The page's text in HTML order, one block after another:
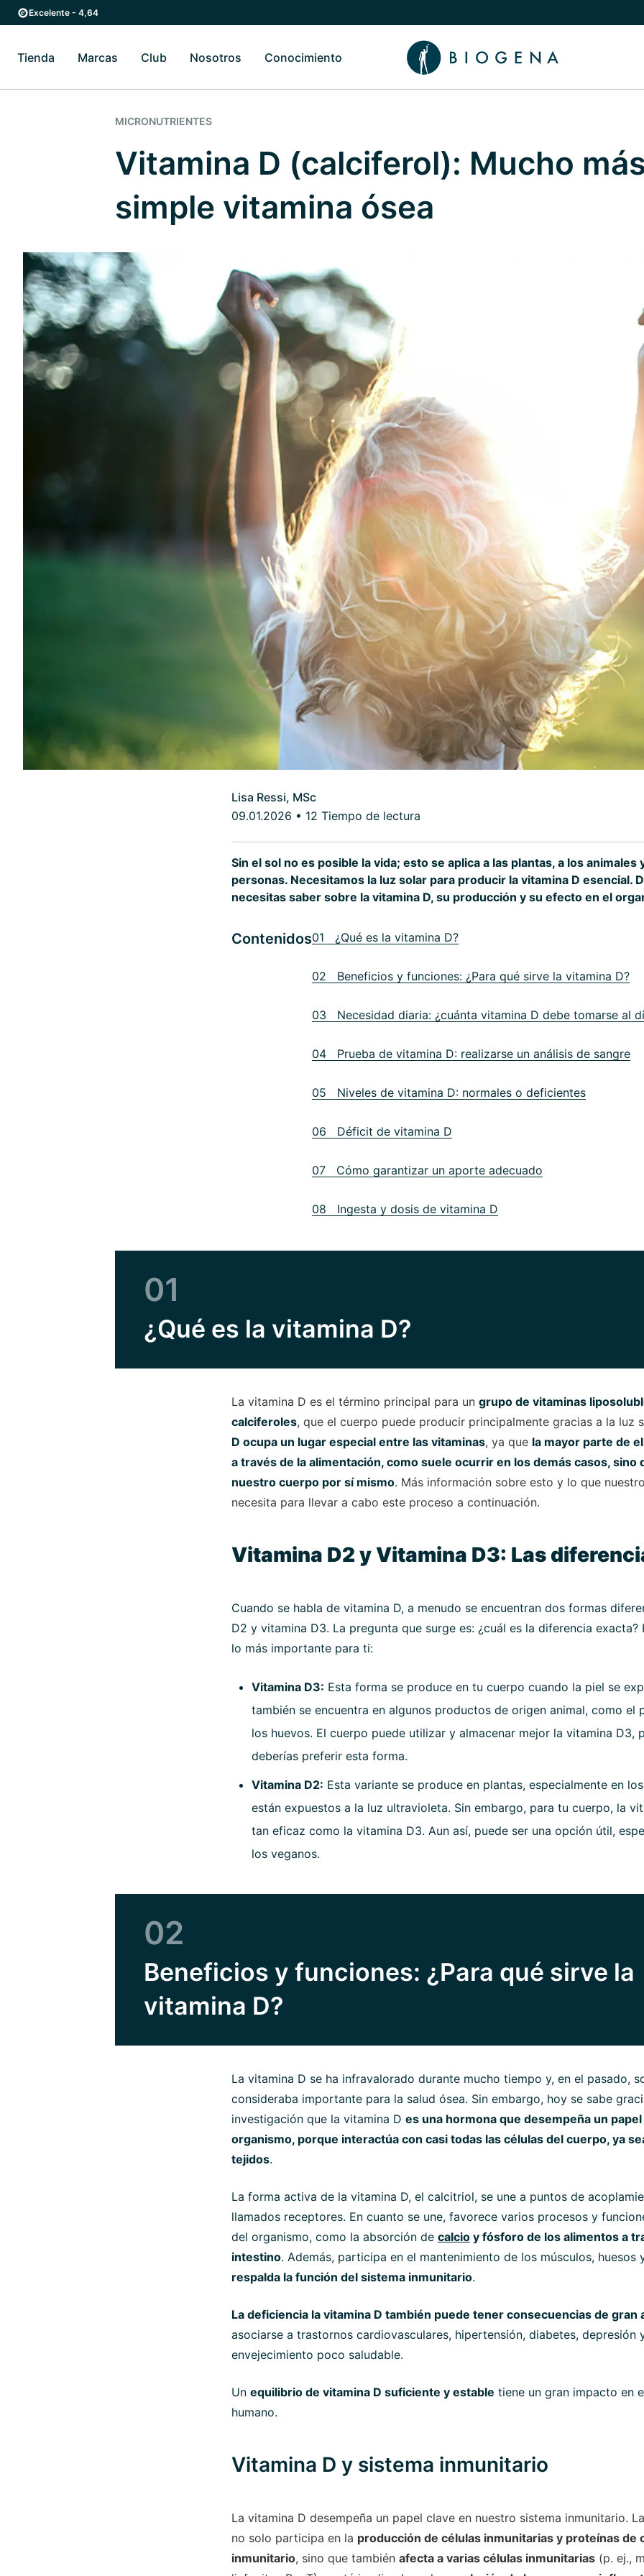
Ir al contenido principal
Ir a la navegación principal
Excelente - 4,64
Tienda Alternar submenú de Tienda
Marcas Alternar submenú de Marcas
Club Nosotros Alternar submenú de Nosotros
Conocimiento Alternar submenú de Conocimiento
MICRONUTRIENTES
Vitamina D (calciferol): Mucho
simple vitamina ósea
Lisa Ressi, MSc
09.01.2026 • 12 Tiempo de lectura
Sin el sol no es posible la vida; esto se aplica a las plantas, a los animales
personas. Necesitamos la luz solar para producir la vitamina D esencial.
necesitas saber sobre la vitamina D, su producción y su efecto en el
Contenidos01 ¿Qué es la vitamina D?
02 Beneficios y funciones: ¿Para qué sirve la vitamina D?
03 Necesidad diaria: ¿cuánta vitamina D debe tomarse al
04 Prueba de vitamina D: realizarse un análisis de sangre
05 Niveles de vitamina D: normales o deficientes
06 Déficit de vitamina D
07 Cómo garantizar un aporte adecuado
08 Ingesta y dosis de vitamina D
01
¿Qué es la vitamina D?
La vitamina D es el término principal para un grupo de vitaminas
calciferoles, que el cuerpo puede producir principalmente gracias a la luz
D ocupa un lugar especial entre las vitaminas, ya que la mayor parte de
a través de la alimentación, como suele ocurrir en los demás casos, sino
nuestro cuerpo por sí mismo. Más información sobre esto y lo que
necesita para llevar a cabo este proceso a continuación.
Vitamina D2 y Vitamina D3: Las
Cuando se habla de vitamina D, a menudo se encuentran dos formas
D2 y vitamina D3. La pregunta que surge es: ¿cuál es la diferencia exacta?
lo más importante para ti:
Vitamina D3: Esta forma se produce en tu cuerpo cuando la piel se
también se encuentra en algunos productos de origen animal, como el
los huevos. El cuerpo puede utilizar y almacenar mejor la vitamina D3,
deberías preferir esta forma.
Vitamina D2: Esta variante se produce en plantas, especialmente en
están expuestos a la luz ultravioleta. Sin embargo, para tu cuerpo, la
tan eficaz como la vitamina D3. Aun así, puede ser una opción útil,
los veganos.
02
Beneficios y funciones: ¿Para qué sirve la
vitamina D?
La vitamina D se ha infravalorado durante mucho tiempo y, en el pasado,
consideraba importante para la salud ósea. Sin embargo, hoy se sabe
investigación que la vitamina D es una hormona que desempeña un
organismo, porque interactúa con casi todas las células del cuerpo, ya
tejidos.
La forma activa de la vitamina D, el calcitriol, se une a puntos de
llamados receptores. En cuanto se une, favorece varios procesos y
del organismo, como la absorción de calcio y fósforo de los alimentos a
intestino. Además, participa en el mantenimiento de los músculos, huesos
respalda la función del sistema inmunitario.
La deficiencia la vitamina D también puede tener consecuencias de gran
asociarse a trastornos cardiovasculares, hipertensión, diabetes, depresión
envejecimiento poco saludable.
Un equilibrio de vitamina D suficiente y estable tiene un gran impacto en
humano.
Vitamina D y sistema inmunitario
La vitamina D desempeña un papel clave en nuestro sistema inmunitario.
no solo participa en la producción de células inmunitarias y proteínas de
inmunitario, sino que también afecta a varias células inmunitarias (p. ej.,